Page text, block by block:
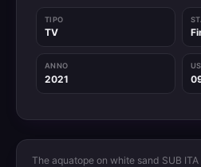
TIPO
TV
ANNO
2021
The aquatope on white sand SUB